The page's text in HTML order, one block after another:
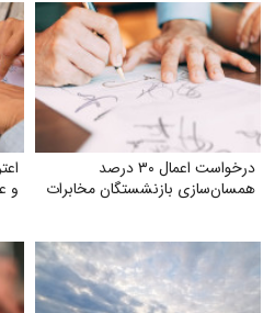
درخواست اعمال ۳۰ درصد
همسان‌سازی بازنشستگان مخابرات
و